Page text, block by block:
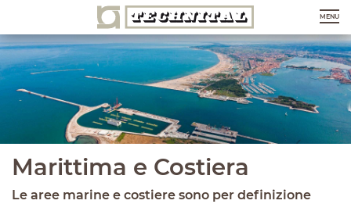
MENU
Marittima e Costiera
Le aree marine e costiere sono per definizione